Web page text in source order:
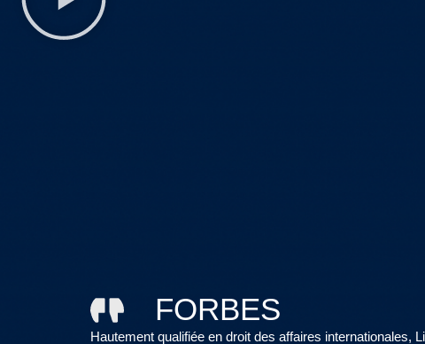
FORBES
Hautement qualifiée en droit des affaires internationales,